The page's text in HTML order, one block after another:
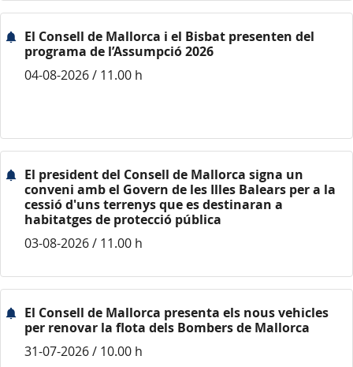
El Consell de Mallorca i el Bisbat presenten del
programa de l’Assumpció 2026
04-08-2026 / 11.00 h
El president del Consell de Mallorca signa un
conveni amb el Govern de les Illes Balears per a la
cessió d'uns terrenys que es destinaran a
habitatges de protecció pública
03-08-2026 / 11.00 h
El Consell de Mallorca presenta els nous vehicles
per renovar la flota dels Bombers de Mallorca
31-07-2026 / 10.00 h